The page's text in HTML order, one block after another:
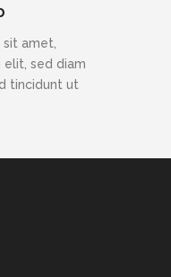
sit amet,
sed diam
tincidunt ut